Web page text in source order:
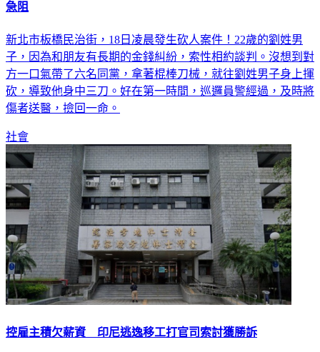
急阻
新北市板橋民治街，18日凌晨發生砍人案件！22歲的劉姓男
子，因為和朋友有長期的金錢糾紛，索性相約談判。沒想到對
方一口氣帶了六名同黨，拿著棍棒刀械，就往劉姓男子身上揮
砍，導致他身中三刀。好在第一時間，巡邏員警經過，及時將
傷者送醫，撿回一命。
社會
控雇主積欠薪資 印尼逃逸移工打官司索討獲勝訴